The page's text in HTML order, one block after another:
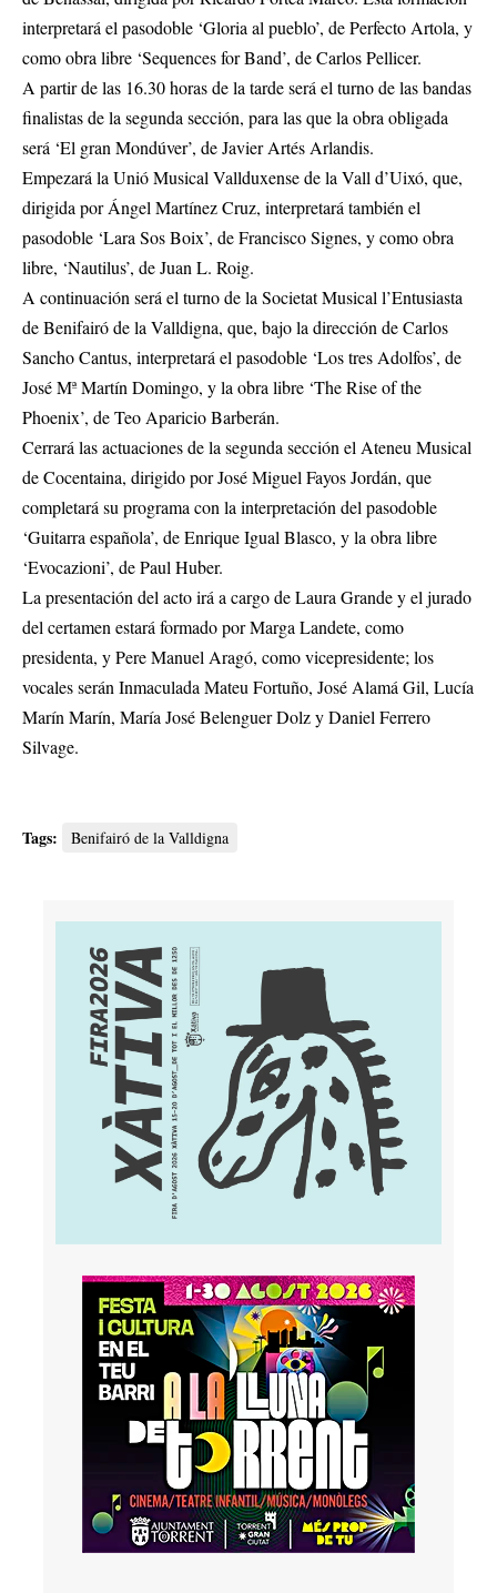
interpretará el pasodoble ‘Gloria al pueblo’, de Perfecto Artola, y
como obra libre ‘Sequences for Band’, de Carlos Pellicer.
A partir de las 16.30 horas de la tarde será el turno de las bandas
finalistas de la segunda sección, para las que la obra obligada
será ‘El gran Mondúver’, de Javier Artés Arlandis.
Empezará la Unió Musical Vallduxense de la Vall d’Uixó, que,
dirigida por Ángel Martínez Cruz, interpretará también el
pasodoble ‘Lara Sos Boix’, de Francisco Signes, y como obra
libre, ‘Nautilus’, de Juan L. Roig.
A continuación será el turno de la Societat Musical l’Entusiasta
de Benifairó de la Valldigna, que, bajo la dirección de Carlos
Sancho Cantus, interpretará el pasodoble ‘Los tres Adolfos’, de
José Mª Martín Domingo, y la obra libre ‘The Rise of the
Phoenix’, de Teo Aparicio Barberán.
Cerrará las actuaciones de la segunda sección el Ateneu Musical
de Cocentaina, dirigido por José Miguel Fayos Jordán, que
completará su programa con la interpretación del pasodoble
‘Guitarra española’, de Enrique Igual Blasco, y la obra libre
‘Evocazioni’, de Paul Huber.
La presentación del acto irá a cargo de Laura Grande y el jurado
del certamen estará formado por Marga Landete, como
presidenta, y Pere Manuel Aragó, como vicepresidente; los
vocales serán Inmaculada Mateu Fortuño, José Alamá Gil, Lucía
Marín Marín, María José Belenguer Dolz y Daniel Ferrero
Silvage.
Tags: Benifairó de la Valldigna